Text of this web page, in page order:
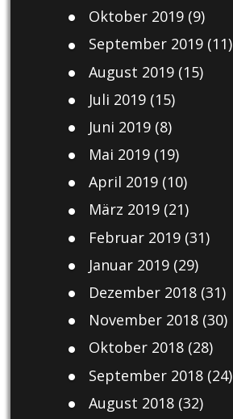
Oktober 2019(9)
September 2019(11)
August 2019(15)
Juli 2019(15)
Juni 2019(8)
Mai 2019(19)
April 2019(10)
März 2019(21)
Februar 2019(31)
Januar 2019(29)
Dezember 2018(31)
November 2018(30)
Oktober 2018(28)
September 2018(24)
August 2018(32)